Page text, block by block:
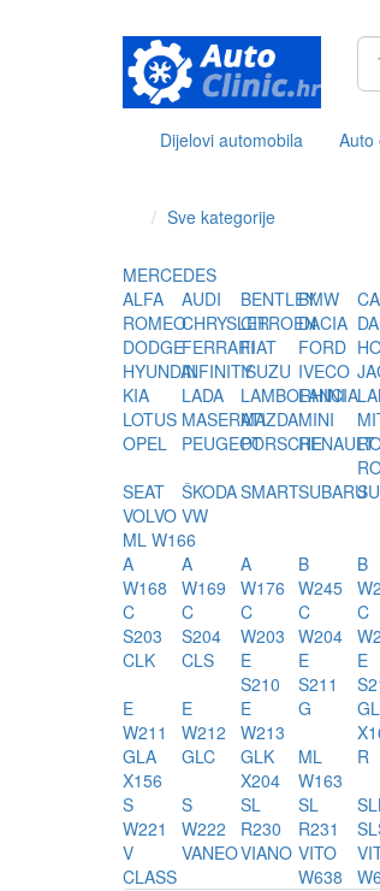
Dijelovi automobila Auto
Sve kategorije
MERCEDES
ALFA
ROMEO
AUDI BENTLEYBMW
CHRYSLERCITROENDACIA
DODGEFERRARIFIAT FORD
HYUNDAIINFINITYISUZU IVECO
KIA
LADA LAMBORHINI
LANCIA
LOTUS MASERATIMAZDAMINI
OPEL
PEUGEOTPORSCHERENAULT
SEAT
ŠKODASMARTSUBARU
VOLVO VW
ML W166
A
W168
A
W169
A
W176
B
W245
B
C
S203
C
S204
C
W203
C
W204
C
CLK
CLS
E
S210
E
S211
E
E
W211
E
W212
E
W213
G
GL
GLA
X156
GLC
GLK
X204
ML
W163
R
S
W221
S
W222
SL
R230
SL
R231
V
CLASS
VANEOVIANO VITO
W638